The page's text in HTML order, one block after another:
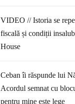
VIDEO // Istoria se
fiscală și condiții
House
Ceban îi răspunde lui
Acordul semnat cu
pentru mine este lege